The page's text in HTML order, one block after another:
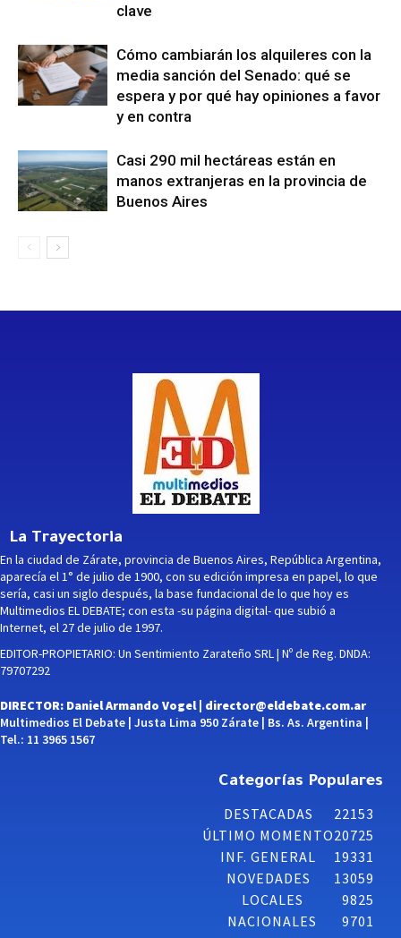
clave
Cómo cambiarán los alquileres con la
media sanción del Senado: qué se
espera y por qué hay opiniones a favor
y en contra
Casi 290 mil hectáreas están en
manos extranjeras en la provincia de
Buenos Aires
La Trayectoria
En la ciudad de Zárate, provincia de Buenos Aires, República Argentina,
aparecía el 1° de julio de 1900, con su edición impresa en papel, lo que
sería, casi un siglo después, la base fundacional de lo que hoy es
Multimedios EL DEBATE; con esta -su página digital- que subió a
Internet, el 27 de julio de 1997.
EDITOR-PROPIETARIO: Un Sentimiento Zarateño SRL | Nº de Reg. DNDA:
79707292
DIRECTOR: Daniel Armando Vogel | director@eldebate.com.ar
Multimedios El Debate | Justa Lima 950 Zárate | Bs. As. Argentina |
Tel.: 11 3965 1567
Categorías Populares
DESTACADAS
22153
ÚLTIMO MOMENTO20725
INF. GENERAL
19331
NOVEDADES
13059
LOCALES
9825
NACIONALES
9701